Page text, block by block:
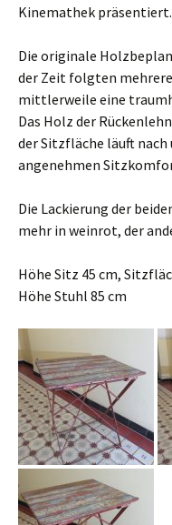
Kinemathek präsentiert.
Die originale
der Zeit folgten
mittlerweile eine
Das Holz der
der Sitzfläche läuft
angenehmen
Die Lackierung der
mehr in weinrot, der
Höhe Sitz 45 cm,
Höhe Stuhl 85 cm